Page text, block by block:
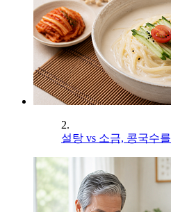
2.
설탕 vs 소금, 콩국수